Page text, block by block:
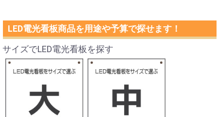
LED電光看板商品を用途や予算で探せます！
サイズでLED電光看板を探す